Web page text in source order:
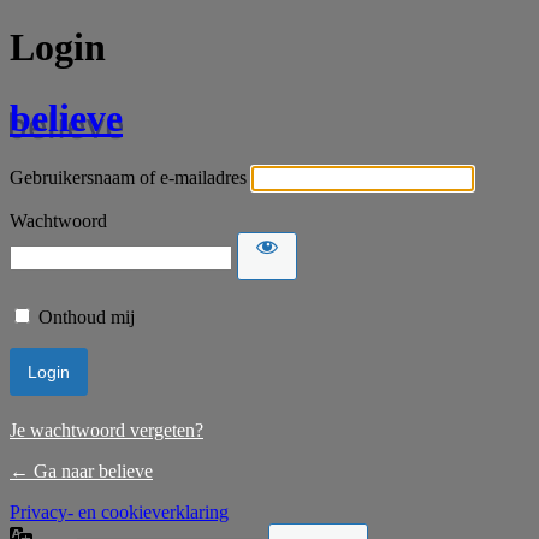
Login
believe
Gebruikersnaam of e-mailadres
Wachtwoord
Onthoud mij
Je wachtwoord vergeten?
← Ga naar believe
Privacy- en cookieverklaring